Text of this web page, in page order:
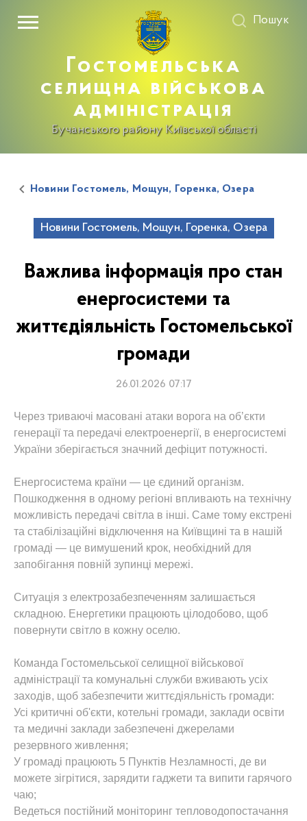
Гостомельська
селищна військова
адміністрація
Бучанського району Київської області
Пошук
Новини Гостомель, Мощун, Горенка, Озера
Новини Гостомель, Мощун, Горенка, Озера
Важлива інформація про стан
енергосистеми та
життєдіяльність Гостомельської
громади
26.01.2026 07:17
Через триваючі масовані атаки ворога на об’єкти
генерації та передачі електроенергії, в енергосистемі
України зберігається значний дефіцит потужності.
Енергосистема країни — це єдиний організм.
Пошкодження в одному регіоні впливають на технічну
можливість передачі світла в інші. Саме тому екстрені
та стабілізаційні відключення на Київщині та в нашій
громаді — це вимушений крок, необхідний для
запобігання повній зупинці мережі.
Ситуація з електрозабезпеченням залишається
складною. Енергетики працюють цілодобово, щоб
повернути світло в кожну оселю.
Команда Гостомельської селищної військової
адміністрації та комунальні служби вживають усіх
заходів, щоб забезпечити життєдіяльність громади:
Усі критичні об'єкти, котельні громади, заклади освіти
та медичні заклади забезпечені джерелами
резервного живлення;
У громаді працюють 5 Пунктів Незламності, де ви
можете зігрітися, зарядити гаджети та випити гарячого
чаю;
Ведеться постійний моніторинг тепловодопостачання